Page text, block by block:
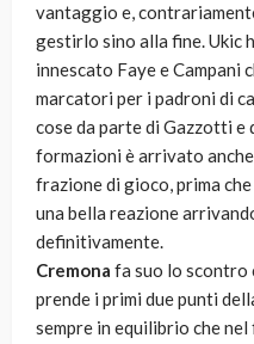
vantaggio e,
gestirlo sino alla fine. Ukic
innescato Faye e
marcatori per i padroni di
cose da parte di Gazzotti
formazioni è arrivato
frazione di gioco, prima
una bella reazione
definitivamente.
Cremona fa suo lo scontro
prende i primi due punti
sempre in equilibrio che